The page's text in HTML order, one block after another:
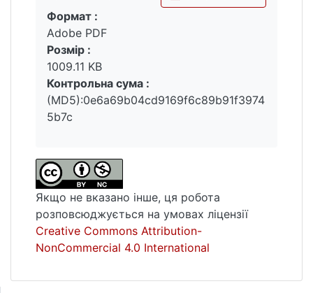
Вантажиться...
Формат :
Adobe PDF
Розмір :
1009.11 KB
Контрольна сума :
(MD5):0e6a69b04cd9169f6c89b91f3974
5b7c
Якщо не вказано інше, ця робота
розповсюджується на умовах ліцензії
Creative Commons Attribution-
NonCommercial 4.0 International